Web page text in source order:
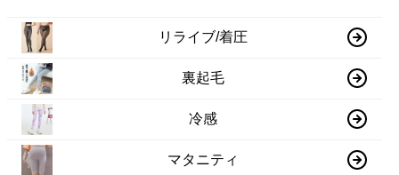
リライブ/着圧
裏起毛
冷感
マタニティ